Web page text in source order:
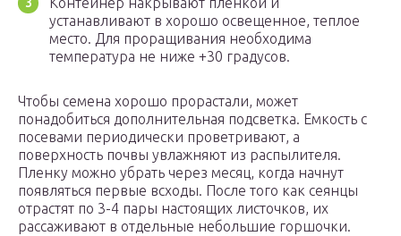
устанавливают в хорошо освещенное, теплое
место. Для проращивания необходима
температура не ниже +30 градусов.
Чтобы семена хорошо прорастали, может
понадобиться дополнительная подсветка. Емкость с
посевами периодически проветривают, а
поверхность почвы увлажняют из распылителя.
Пленку можно убрать через месяц, когда начнут
появляться первые всходы. После того как сеянцы
отрастят по 3-4 пары настоящих листочков, их
рассаживают в отдельные небольшие горшочки.